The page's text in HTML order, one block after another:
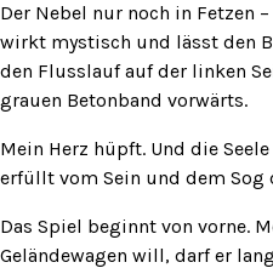
Der Nebel nur noch in Fetzen
wirkt mystisch und lässt den
den Flusslauf auf der linken
grauen Betonband vorwärts.
Mein Herz hüpft. Und die
erfüllt vom Sein und dem Sog
Das Spiel beginnt von vorne.
Geländewagen will, darf er